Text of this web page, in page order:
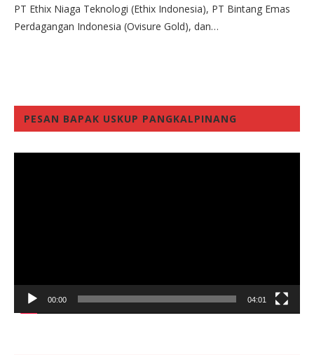
PT Ethix Niaga Teknologi (Ethix Indonesia), PT Bintang Emas
Perdagangan Indonesia (Ovisure Gold), dan…
PESAN BAPAK USKUP PANGKALPINANG
00:00 04:01